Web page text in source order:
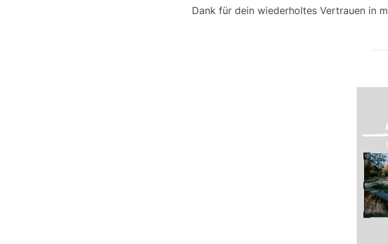
Dank für dein wiederholtes Vertrauen in